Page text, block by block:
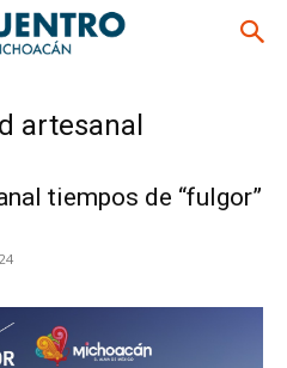
artesanal
tiempos de “fulgor”